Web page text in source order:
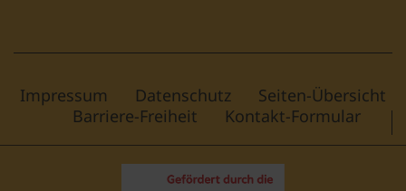
Impressum Datenschutz
Seiten-Übersicht
Barriere-Freiheit
Kontakt-Formular